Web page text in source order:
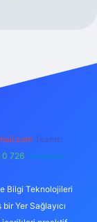
Teams:
0 726 Telegram:
Bilgi Teknolojileri
Yer Sağlayıcı